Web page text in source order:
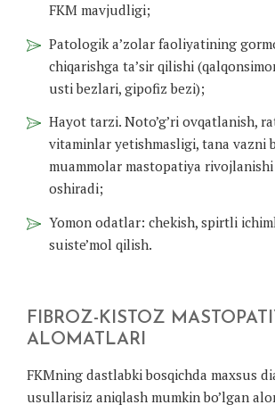
FKM mavjudligi;
Patologik a’zolar faoliyatining
chiqarishga ta’sir qilishi
usti bezlari, gipofiz bezi);
Hayot tarzi. Noto’g’ri ovqatlanish,
vitaminlar yetishmasligi, tana vazni
muammolar mastopatiya
oshiradi;
Yomon odatlar: chekish, spirtli
suiste’mol qilish.
FIBROZ-KISTOZ
ALOMATLARI
FKMning dastlabki bosqichda maxsus
usullarisiz aniqlash mumkin bo’lgan